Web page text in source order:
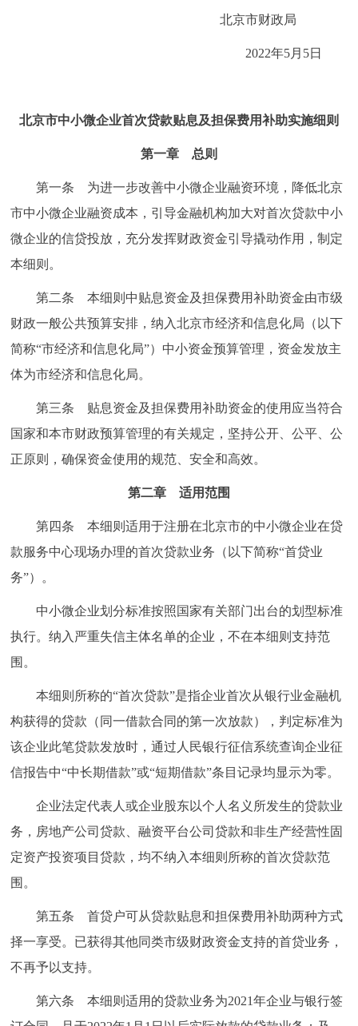
北京市财政局
2022年5月5日
北京市中小微企业首次贷款贴息及担保费用补助实施细则
第一章 总则
第一条 为进一步改善中小微企业融资环境，降低北京
市中小微企业融资成本，引导金融机构加大对首次贷款中小
微企业的信贷投放，充分发挥财政资金引导撬动作用，制定
本细则。
第二条 本细则中贴息资金及担保费用补助资金由市级
财政一般公共预算安排，纳入北京市经济和信息化局（以下
简称“市经济和信息化局”）中小资金预算管理，资金发放主
体为市经济和信息化局。
第三条 贴息资金及担保费用补助资金的使用应当符合
国家和本市财政预算管理的有关规定，坚持公开、公平、公
正原则，确保资金使用的规范、安全和高效。
第二章 适用范围
第四条 本细则适用于注册在北京市的中小微企业在贷
款服务中心现场办理的首次贷款业务（以下简称“首贷业
务”）。
中小微企业划分标准按照国家有关部门出台的划型标准
执行。纳入严重失信主体名单的企业，不在本细则支持范
围。
本细则所称的“首次贷款”是指企业首次从银行业金融机
构获得的贷款（同一借款合同的第一次放款），判定标准为
该企业此笔贷款发放时，通过人民银行征信系统查询企业征
信报告中“中长期借款”或“短期借款”条目记录均显示为零。
企业法定代表人或企业股东以个人名义所发生的贷款业
务，房地产公司贷款、融资平台公司贷款和非生产经营性固
定资产投资项目贷款，均不纳入本细则所称的首次贷款范
围。
第五条 首贷户可从贷款贴息和担保费用补助两种方式
择一享受。已获得其他同类市级财政资金支持的首贷业务，
不再予以支持。
第六条 本细则适用的贷款业务为2021年企业与银行签